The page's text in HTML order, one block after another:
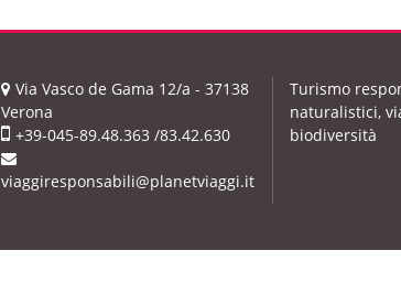
Via Vasco de Gama 12/a - 37138
Verona
+39-045-89.48.363 /83.42.630
viaggiresponsabili@planetviaggi.it
Turismo
naturalistici,
biodiversità